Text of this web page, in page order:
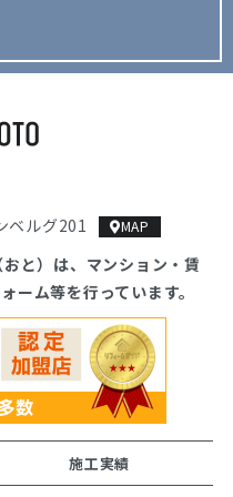
ベルグ201
MAP
と）は、マンション・賃
ーム等を行っています。
施工実績